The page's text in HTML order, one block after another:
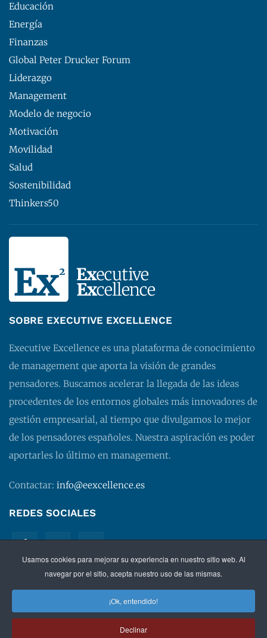
Usamos cookies para mejorar su experiencia en nuestro sitio web. Al
navegar por el sitio, acepta nuestro uso de las mismas.
¡Ok, entendido!
Declinar
Educación
Energía
Finanzas
Global Peter Drucker Forum
Liderazgo
Management
Modelo de negocio
Motivación
Movilidad
Salud
Sostenibilidad
Thinkers50
SOBRE EXECUTIVE EXCELLENCE
Executive Excellence es una plataforma de conocimiento
de management que aporta la visión de grandes
pensadores. Buscamos acelerar la llegada de las ideas
procedentes de los entornos globales más innovadores de
gestión empresarial, al tiempo que divulgamos lo mejor
de los pensadores españoles. Nuestra aspiración es poder
aportarles lo último en management.
Contactar: info@eexcellence.es
REDES SOCIALES
©2026 EXECUTIVE EXCELLENCE.Managementpara